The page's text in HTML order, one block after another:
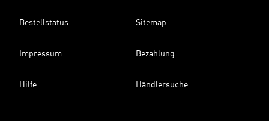
Bestellstatus Sitemap
Impressum Bezahlung
Hilfe Händlersuche